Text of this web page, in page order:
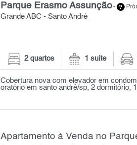
Parque Erasmo Assunção-
Grande ABC - Santo André
2 quartos 1 suíte
Cobertura nova com elevador em
oratório em santo andré/sp, 2 dormitório,
Apartamento à Venda no